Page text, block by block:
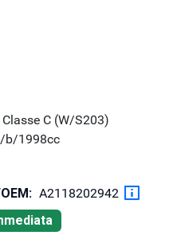
Classe C (W/S203)
b/1998cc
A2118202942